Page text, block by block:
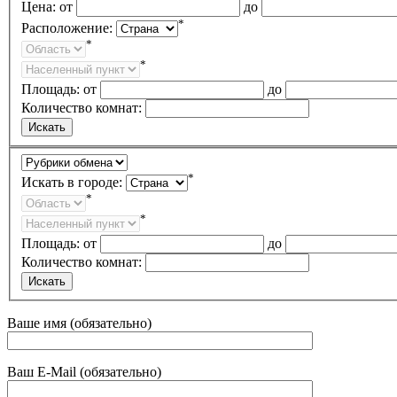
Цена: от
до
Расположение:
*
*
*
Площадь: от до
Количество комнат:
Искать в городе:
*
*
*
Площадь: от до
Количество комнат:
Ваше имя (обязательно)
Ваш E-Mail (обязательно)